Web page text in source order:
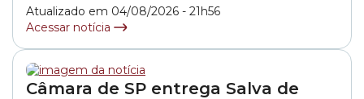
Atualizado em 04/08/2026 - 21h56
Acessar notícia
Câmara de SP entrega Salva de